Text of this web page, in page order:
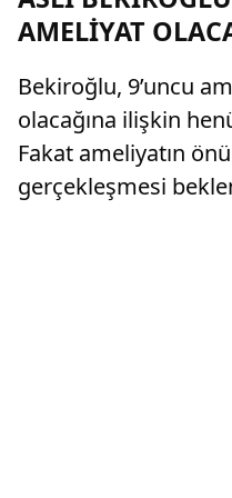
AMELİYAT
Bekiroğlu, 9’uncu
olacağına ilişkin
Fakat ameliyatın
gerçekleşmesi